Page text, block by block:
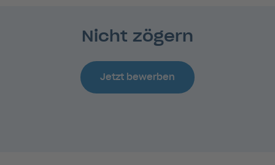
Nicht zögern
Jetzt bewerben